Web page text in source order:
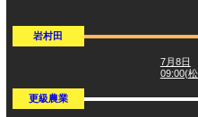
岩村田
更級農業
7月8日
09:00(